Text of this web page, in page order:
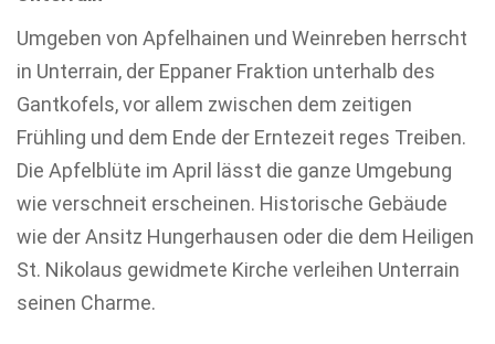
Umgeben von Apfelhainen und Weinreben herrscht
in Unterrain, der Eppaner Fraktion unterhalb des
Gantkofels, vor allem zwischen dem zeitigen
Frühling und dem Ende der Erntezeit reges Treiben.
Die Apfelblüte im April lässt die ganze Umgebung
wie verschneit erscheinen. Historische Gebäude
wie der Ansitz Hungerhausen oder die dem Heiligen
St. Nikolaus gewidmete Kirche verleihen Unterrain
seinen Charme.